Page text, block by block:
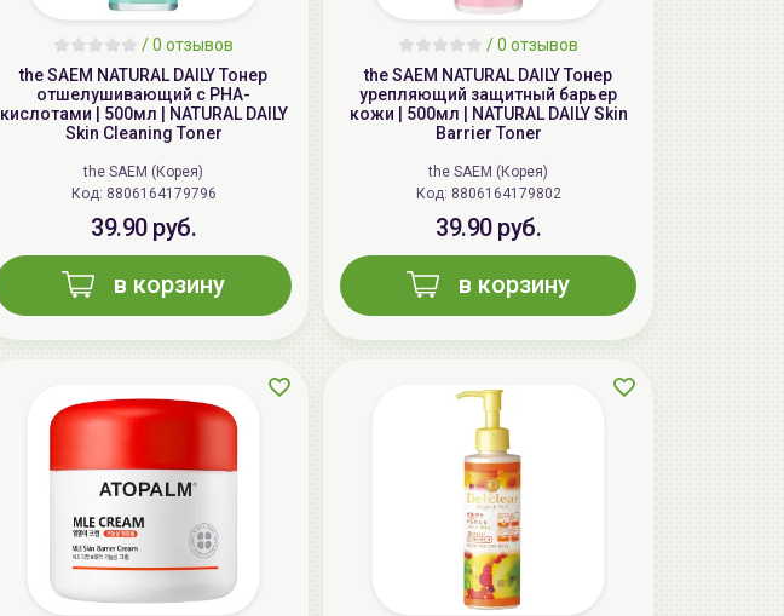
ГЕЛЬТЕК cleansing Маска энзимная
пектиновая, 200г, GELTEK
/0 отзывов
the SAEM NATURAL DAILY Тонер
отшелушивающий с PHA-
кислотами | 500мл | NATURAL DAILY
Skin Cleaning Toner
the SAEM (Корея)
Код: 8806164179796
39.90 руб.
в корзину
/0 отзывов
the SAEM NATURAL DAILY Тонер
урепляющий защитный барьер
кожи | 500мл | NATURAL DAILY Skin
Barrier Toner
the SAEM (Корея)
Код: 8806164179802
39.90 руб.
в корзину